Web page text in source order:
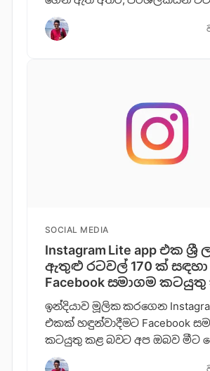
SOCIAL MEDIA
Instagram Lite app එක ශ්‍රී
ඇතුළු රටවල් 170 ක් සඳහා
Facebook සමාගම
ඉන්දියාව මූලික කරගෙන
එකක් හඳුන්වාදීමට Facebook
කටයුතු කළ බවට අප ඔබව මීට